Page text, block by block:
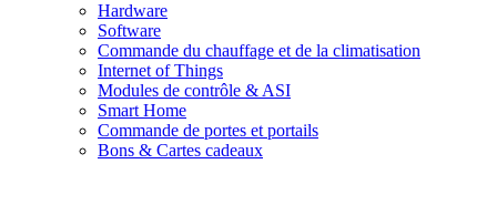
Hardware
Software
Commande du chauffage et de la climatisation
Internet of Things
Modules de contrôle & ASI
Smart Home
Commande de portes et portails
Bons & Cartes cadeaux